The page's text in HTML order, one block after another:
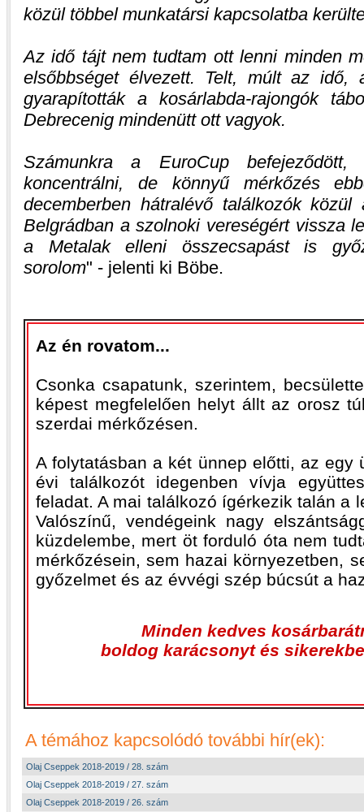
közül többel munkatársi kapcsolatba
Az idő tájt nem tudtam ott lenni minden
elsőbbséget élvezett. Telt, múlt az idő,
gyarapították a kosárlabda-rajongók
Debrecenig mindenütt ott vagyok.
Számunkra a EuroCup
koncentrálni, de könnyű mérkőzés
decemberben hátralévő találkozók
Belgrádban a szolnoki vereségért vissza
a Metalak elleni összecsapást is
sorolom - jelenti ki Böbe.
Az én rovatom...
Csonka csapatunk, szerintem,
képest megfelelően helyt állt az orosz
szerdai mérkőzésen.
A folytatásban a két ünnep előtti, az egy
évi találkozót idegenben vívja
feladat. A mai találkozó ígérkezik talán a
Valószínű, vendégeink nagy
küzdelembe, mert öt forduló óta nem
mérkőzésein, sem hazai környezetben,
győzelmet és az évvégi szép búcsút a
Minden kedves
boldog karácsonyt és
A témához kapcsolódó további hír(ek):
Olaj Cseppek 2018-2019 / 28. szám
Olaj Cseppek 2018-2019 / 27. szám
Olaj Cseppek 2018-2019 / 26. szám